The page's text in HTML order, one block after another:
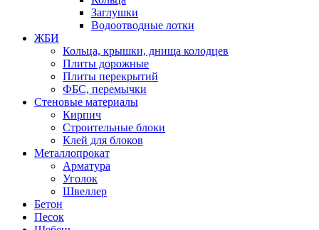
Заглушки
Водоотводные лотки
ЖБИ
Кольца, крышки, днища колодцев
Плиты дорожные
Плиты перекрытий
ФБС, перемычки
Стеновые материалы
Кирпич
Строительные блоки
Клей для блоков
Металлопрокат
Арматура
Уголок
Швеллер
Бетон
Песок